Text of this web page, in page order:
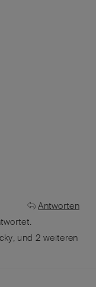
Antworten
, und 2 weiteren